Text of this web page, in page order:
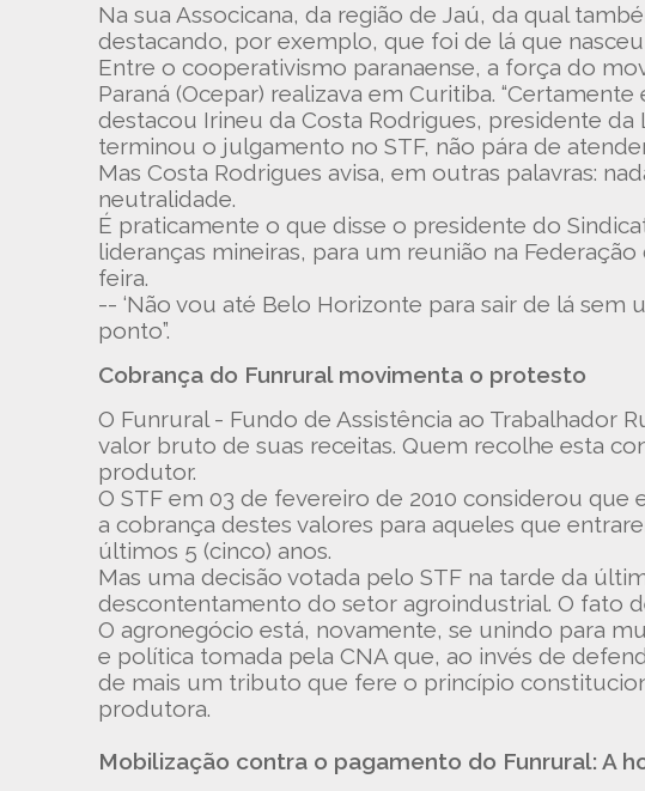
Na sua Associcana, da região de Jaú, da qual
destacando, por exemplo, que foi de lá que
Entre o cooperativismo paranaense, a força do
Paraná (Ocepar) realizava em Curitiba.
destacou Irineu da Costa Rodrigues, presidente
terminou o julgamento no STF, não pára de
Mas Costa Rodrigues avisa, em outras palavras:
neutralidade.
É praticamente o que disse o presidente do
lideranças mineiras, para um reunião na
feira.
-- ‘Não vou até Belo Horizonte para sair de lá
ponto”.
Cobrança do Funrural movimenta o protesto
O Funrural - Fundo de Assistência ao
valor bruto de suas receitas. Quem recolhe esta
produtor.
O STF em 03 de fevereiro de 2010 considerou
a cobrança destes valores para aqueles que
últimos 5 (cinco) anos.
Mas uma decisão votada pelo STF na tarde da
descontentamento do setor agroindustrial. O fato
O agronegócio está, novamente, se unindo para
e política tomada pela CNA que, ao invés de
de mais um tributo que fere o princípio
produtora.
Mobilização contra o pagamento do Funrural: A